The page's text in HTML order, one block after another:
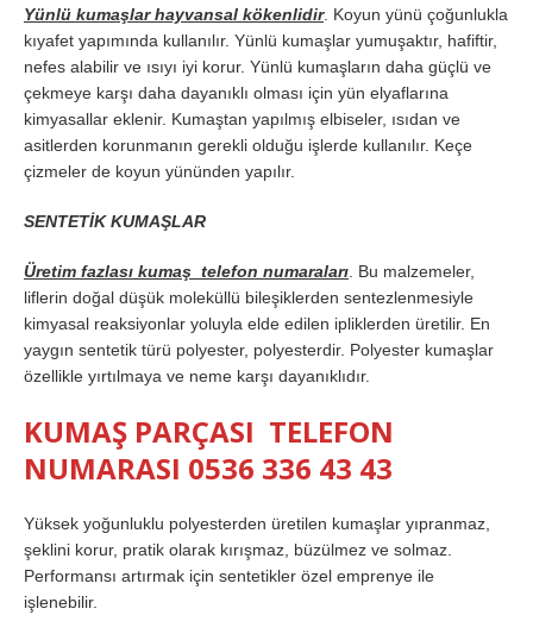
Yünlü kumaşlar hayvansal kökenlidir. Koyun yünü çoğunlukla
kıyafet yapımında kullanılır. Yünlü kumaşlar yumuşaktır, hafiftir,
nefes alabilir ve ısıyı iyi korur. Yünlü kumaşların daha güçlü ve
çekmeye karşı daha dayanıklı olması için yün elyaflarına
kimyasallar eklenir. Kumaştan yapılmış elbiseler, ısıdan ve
asitlerden korunmanın gerekli olduğu işlerde kullanılır. Keçe
çizmeler de koyun yününden yapılır.
SENTETİK KUMAŞLAR
Üretim fazlası kumaş telefon numaraları . Bu malzemeler,
liflerin doğal düşük moleküllü bileşiklerden sentezlenmesiyle
kimyasal reaksiyonlar yoluyla elde edilen ipliklerden üretilir. En
yaygın sentetik türü polyester, polyesterdir. Polyester kumaşlar
özellikle yırtılmaya ve neme karşı dayanıklıdır.
KUMAŞ PARÇASI TELEFON
NUMARASI 0536 336 43 43
Yüksek yoğunluklu polyesterden üretilen kumaşlar yıpranmaz,
şeklini korur, pratik olarak kırışmaz, büzülmez ve solmaz.
Performansı artırmak için sentetikler özel emprenye ile
işlenebilir.